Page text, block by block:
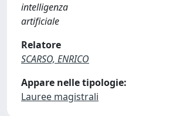
intelligenza
artificiale
Relatore
SCARSO, ENRICO
Appare nelle tipologie:
Lauree magistrali